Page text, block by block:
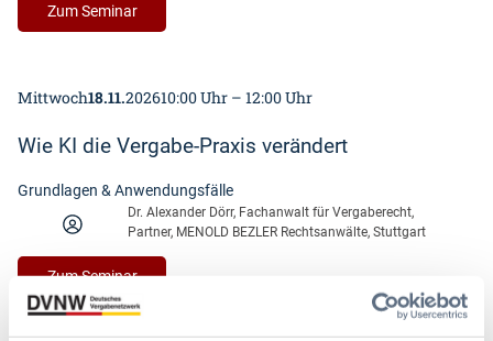
Zum Seminar
:
U
a
e
I
r
g
Mittwoch18.11.202610:00 Uhr – 12:00 Uhr
Wie KI die Vergabe-Praxis verändert
Grundlagen & Anwendungsfälle
Dr. Alexander Dörr, Fachanwalt für Vergaberecht,
Partner, MENOLD BEZLER Rechtsanwälte, Stuttgart
Zum Seminar
:
W
i